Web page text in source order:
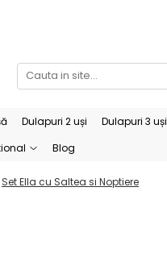
Dulapuri 2 uși Dulapuri 3 uși
Blog
Set Ella cu Saltea si Noptiere